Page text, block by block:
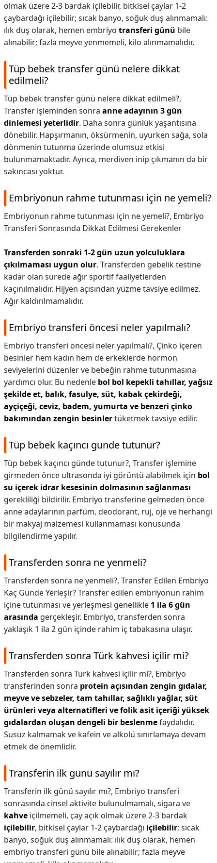
olmak üzere 2-3 bardak içilebilir, bitkisel çaylar 1-2
çaybardağı içilebilir; sıcak banyo, soğuk duş alınmamalı:
ılık duş olarak, hemen embriyo transferi günü bile
alınabilir; fazla meyve yenmemeli, kilo alınmamalıdır.
Tüp bebek transfer günü nelere dikkat
edilmeli?
Tüp bebek transfer günü nelere dikkat edilmeli?,
Transfer işleminden sonra anne adayının 3 gün
dinlemesi yeterlidir. Daha sonra günlük yaşantısına
dönebilir. Hapşırmanın, öksürmenin, uyurken sağa, sola
dönmenin tutunma üzerinde olumsuz etkisi
bulunmamaktadır. Ayrıca, merdiven inip çıkmanın da bir
sakıncası yoktur.
Embriyonun rahme tutunması için ne yemeli?
Embriyonun rahme tutunması için ne yemeli?, Embriyo
Transferi Sonrasında Dikkat Edilmesi Gerekenler
Transferden sonraki 1-2 gün uzun yolculuklara
çıkılmaması uygun olur. Transferden gebelik testine
kadar olan sürede ağır sportif faaliyetlerden
kaçınılmalıdır. Hijyen açısından yüzme tavsiye edilmez.
Ağır kaldırılmamalıdır.
Embriyo transferi öncesi neler yapılmalı?
Embriyo transferi öncesi neler yapılmalı?, Çinko içeren
besinler hem kadın hem de erkeklerde hormon
seviyelerini düzenler ve bebeğin rahme tutunmasına
yardımcı olur. Bu nedenle bol bol kepekli tahıllar, yağsız
şekilde et, balık, fasulye, süt, kabak çekirdeği,
ayçiçeği, ceviz, badem, yumurta ve benzeri çinko
bakımından zengin besinlertüketmek tavsiye edilir.
Tüp bebek kaçıncı günde tutunur?
Tüp bebek kaçıncı günde tutunur?, Transfer işlemine
girmeden önce ultrasonda iyi görüntü alabilmek için bol
su içerek idrar kesesinin dolmasının sağlanması
gerekliliği bildirilir. Embriyo transferine gelmeden önce
anne adaylarının parfüm, deodorant, ruj, oje ve herhangi
bir makyaj malzemesi kullanmaması konusunda
bilgilendirme yapılır.
Transferden sonra ne yenmeli?
Transferden sonra ne yenmeli?, Transfer Edilen Embriyo
Kaç Günde Yerleşir? Transfer edilen embriyonun rahim
içine tutunması ve yerleşmesi genellikle 1 ila 6 gün
arasında gerçekleşir. Embriyo, transferden sonra
yaklaşık 1 ila 2 gün içinde rahim iç tabakasına ulaşır.
Transferden sonra Türk kahvesi içilir mi?
Transferden sonra Türk kahvesi içilir mi?, Embriyo
transferinden sonra protein açısından zengin gıdalar,
meyve ve sebzeler, tam tahıllar, sağlıklı yağlar, süt
ürünleri veya alternatifleri ve folik asit içeriği yüksek
gıdalardan oluşan dengeli bir beslenmefaydalıdır.
Susuz kalmamak ve kafein ve alkolü sınırlamaya devam
etmek de önemlidir.
Transferin ilk günü sayılır mı?
Transferin ilk günü sayılır mı?, Embriyo transferi
sonrasında cinsel aktivite bulunulmamalı, sigara ve
kahve içilmemeli, çay açık olmak üzere 2-3 bardak
içilebilir, bitkisel çaylar 1-2 çaybardağı içilebilir; sıcak
banyo, soğuk duş alınmamalı: ılık duş olarak, hemen
embriyo transferi günü bile alınabilir; fazla meyve